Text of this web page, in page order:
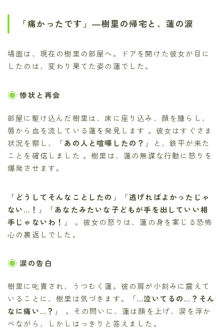
「痛かったです」―樹里の帰宅と、蓮の涙
場面は、現在の樹里の部屋へ。ドアを開けた彼女が目に
したのは、変わり果てた姿の蓮でした。
惨状と再会
部屋に駆け込んだ樹里は、床に座り込み、顔を腫らし、
唇から血を流している蓮を発見します 。彼女はすぐさま
状況を察し、「あの人と喧嘩したの？ 」と、鉄平が来た
ことを確信しました 。樹里は、蓮の無謀な行動に怒りを
爆発させます。
「 どうしてそんなことしたの 」「逃げればよかったじゃ
ない…！ 」「あなたみたいな子どもが手を出していい相
手じゃないわ！ 」 。彼女の怒りは、蓮の身を案じる恐怖
心の裏返しでした。
涙の告白
樹里に叱責され、うつむく蓮。彼の肩が小刻みに震えて
いることに、樹里は気づきます。「…泣いてるの…？そん
なに痛い…？ 」 。その問いに、蓮は顔を上げ、涙を浮か
べながら、しかしはっきりと答えました。